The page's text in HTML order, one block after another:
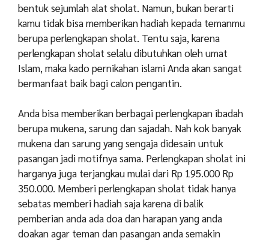
bentuk sejumlah alat sholat. Namun, bukan berarti
kamu tidak bisa memberikan hadiah kepada temanmu
berupa perlengkapan sholat. Tentu saja, karena
perlengkapan sholat selalu dibutuhkan oleh umat
Islam, maka kado pernikahan islami Anda akan sangat
bermanfaat baik bagi calon pengantin.
Anda bisa memberikan berbagai perlengkapan ibadah
berupa mukena, sarung dan sajadah. Nah kok banyak
mukena dan sarung yang sengaja didesain untuk
pasangan jadi motifnya sama. Perlengkapan sholat ini
harganya juga terjangkau mulai dari Rp 195.000 Rp
350.000. Memberi perlengkapan sholat tidak hanya
sebatas memberi hadiah saja karena di balik
pemberian anda ada doa dan harapan yang anda
doakan agar teman dan pasangan anda semakin